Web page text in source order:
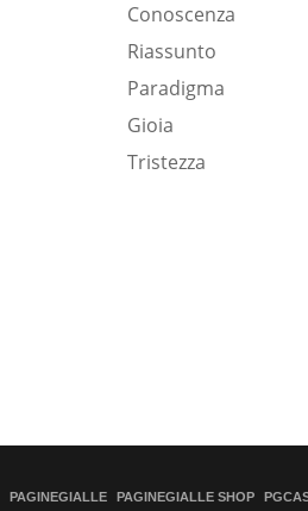
Conoscenza
Riassunto
Paradigma
Gioia
Tristezza
PAGINEGIALLE PAGINEGIALLE SHOP